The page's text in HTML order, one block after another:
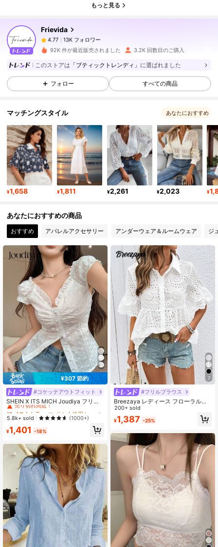
もっと見る
Frievida
4.77
13K フォロワー
n***vは1日前に購入しました
4.77 13K フォロワー
4.77 13K フォロワー
4.77 13K フォロワー
4.77 13K フォロワー
4.77 13K フォロワー
13K フォロワー
92K 件が最近販売されました 3.2K 回数目のご購入
このストアは 「ブティックトレンディ」 に選ばれました
フォロー すべての商品
マッチングスタイル あなたにおすすめ
¥1,658 ¥1,811 ¥2,261 ¥2,023 ¥
あなたにおすすめの商品
おすすめ アパレルアクセサリー アンダーウェア＆ルームウェア ジ
¥307 節約
#コケッテアウトフィット
SHEIN X ITS MICH Joudiya フリル
トリム パフスリーブ ボタン前開き
ブラウス バケーションアウトフィッ
ト ウィメンズ ボヘミアン
#1 ベストセラー
に ボホ 女性用トップス、ブラウス、Tシャツ
売り切れ間近！
#1 ベストセラー
売り切れ間近！
#1 ベストセラー
売り切れ間近！
#1 ベストセラー
に ボホ 女性用トップス、ブラウス、Tシャツ
売り切れ間近！
5.8k+ sold (1000+)
¥1,401 -18%
7
#フリルブラウス
Breezaya レディース フローラル刺
繍 シングルブレスト フリルスリーブ
カジュアル ルーズブラウス
200+ sold
¥1,387 -25%